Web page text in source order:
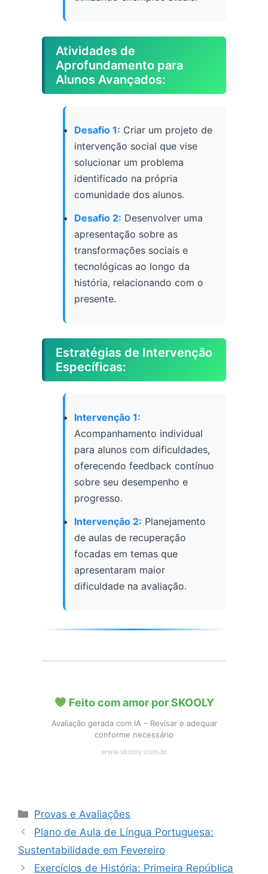
Atividades de
Aprofundamento para
Alunos Avançados:
Desafio 1: Criar um projeto de
intervenção social que vise
solucionar um problema
identificado na própria
comunidade dos alunos.
Desafio 2: Desenvolver uma
apresentação sobre as
transformações sociais e
tecnológicas ao longo da
história, relacionando com o
presente.
Estratégias de Intervenção
Específicas:
Intervenção 1:
Acompanhamento individual
para alunos com dificuldades,
oferecendo feedback contínuo
sobre seu desempenho e
progresso.
Intervenção 2: Planejamento
de aulas de recuperação
focadas em temas que
apresentaram maior
dificuldade na avaliação.
Feito com amor por SKOOLY
Avaliação gerada com IA – Revisar e adequar
conforme necessário
www.skooly.com.br
Categorias
Provas e Avaliações
Plano de Aula de Língua Portuguesa:
Sustentabilidade em Fevereiro
Exercícios de História: Primeira República